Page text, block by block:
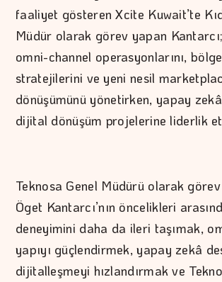
faaliyet gösteren Xcite Kuwait’te
Müdür olarak görev yapan
omni-channel operasyonlarını,
stratejilerini ve yeni nesil
dönüşümünü yönetirken, yapay
dijital dönüşüm projelerine liderlik
Teknosa Genel Müdürü olarak
Öget Kantarcı’nın öncelikleri
deneyimini daha da ileri taşımak,
yapıyı güçlendirmek, yapay zekâ
dijitalleşmeyi hızlandırmak ve